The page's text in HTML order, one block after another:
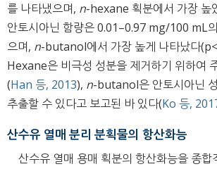
를 나타냈으며, n-hexane 획분에서 가장 높
안토시아닌 함량은 0.01–0.97 mg/100 mL
으며, n-butanol에서 가장 높게 나타났다
Hexane은 비극성 성분을 제거하기 위하여
(Han 등, 2013), n-butanol은 안토시아닌
추출할 수 있다고 보고된 바 있다(Ko 등,
산수유 열매 분리 분획물의 항산화능
산수유 열매 용매 획분의 항산화능을 종합